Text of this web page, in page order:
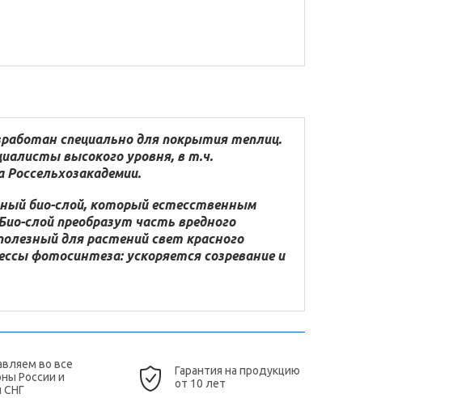
специально для покрытия теплиц.
высокого уровня, в т.ч.
био-слой, который естесственным
слой преобразут часть вредного
для растений свет красного
фотосинтеза: ускоряется созревание и
во все
России и
СНГ
Гарантия на продукцию
от 10 лет